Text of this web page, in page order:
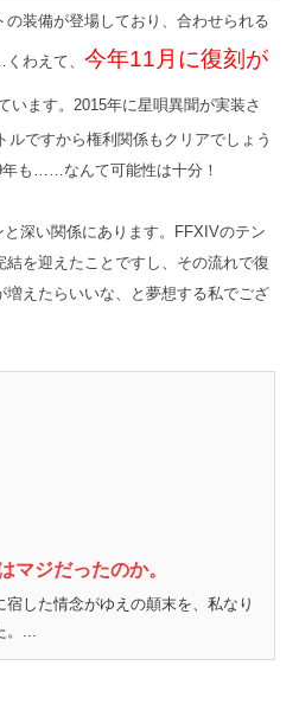
の装備が登場しており、合わせられる
わえて、 今年11月に復刻が
います。2015年に星唄異聞が実装さ
ルですから権利関係もクリアでしょう
年も……なんて可能性は十分！
深い関係にあります。FFXIVのテン
を迎えたことですし、その流れで復
えたらいいな、と夢想する私でござ
マジだったのか。
した情念がゆえの顛末を、私なり
。...